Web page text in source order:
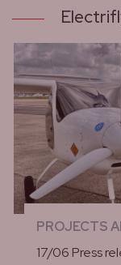
PROJECTS
17/06 Press